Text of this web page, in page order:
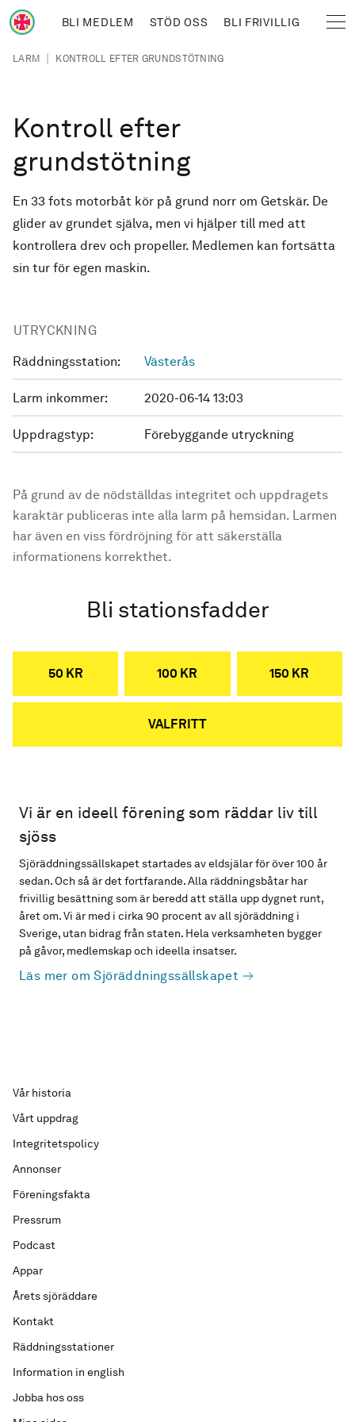
Hoppa till huvudinnehåll
BLI MEDLEM STÖD OSS BLI FRIVILLIG
Länkstig
LARM | KONTROLL EFTER GRUNDSTÖTNING
Kontroll efter
grundstötning
En 33 fots motorbåt kör på grund norr om Getskär. De
glider av grundet själva, men vi hjälper till med att
kontrollera drev och propeller. Medlemen kan fortsätta
sin tur för egen maskin.
UTRYCKNING
Räddningsstation: Västerås
Larm inkommer: 2020-06-14 13:03
Uppdragstyp: Förebyggande utryckning
På grund av de nödställdas integritet och uppdragets
karaktär publiceras inte alla larm på hemsidan. Larmen
har även en viss fördröjning för att säkerställa
informationens korrekthet.
Bli stationsfadder
50 KR 100 KR 150 KR
VALFRITT
Vi är en ideell förening som räddar liv till
sjöss
Sjöräddningssällskapet startades av eldsjälar för över 100 år
sedan. Och så är det fortfarande. Alla räddningsbåtar har
frivillig besättning som är beredd att ställa upp dygnet runt,
året om. Vi är med i cirka 90 procent av all sjöräddning i
Sverige, utan bidrag från staten. Hela verksamheten bygger
på gåvor, medlemskap och ideella insatser.
Läs mer om Sjöräddningssällskapet
Vår historia
Vårt uppdrag
Integritetspolicy
Annonser
Föreningsfakta
Pressrum
Podcast
Appar
Årets sjöräddare
Kontakt
Räddningsstationer
Information in english
Jobba hos oss